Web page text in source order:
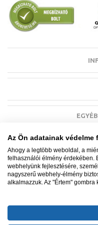
Az Ön adatainak védelme
Ahogy a legtöbb weboldal, a
felhasználói élmény érdekében.
webhelyünk fejlesztésére,
nagyszerű webhely-élmény
alkalmazzuk. Az "Értem"